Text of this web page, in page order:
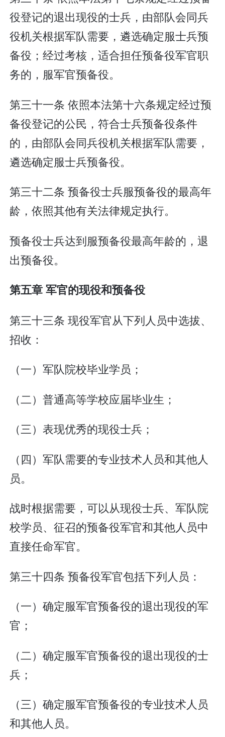
役登记的退出现役的士兵，由部队会同兵
役机关根据军队需要，遴选确定服士兵预
备役；经过考核，适合担任预备役军官职
务的，服军官预备役。
第三十一条 依照本法第十六条规定经过预
备役登记的公民，符合士兵预备役条件
的，由部队会同兵役机关根据军队需要，
遴选确定服士兵预备役。
第三十二条 预备役士兵服预备役的最高年
龄，依照其他有关法律规定执行。
预备役士兵达到服预备役最高年龄的，退
出预备役。
第五章 军官的现役和预备役
第三十三条 现役军官从下列人员中选拔、
招收：
（一）军队院校毕业学员；
（二）普通高等学校应届毕业生；
（三）表现优秀的现役士兵；
（四）军队需要的专业技术人员和其他人
员。
战时根据需要，可以从现役士兵、军队院
校学员、征召的预备役军官和其他人员中
直接任命军官。
第三十四条 预备役军官包括下列人员：
（一）确定服军官预备役的退出现役的军
官；
（二）确定服军官预备役的退出现役的士
兵；
（三）确定服军官预备役的专业技术人员
和其他人员。